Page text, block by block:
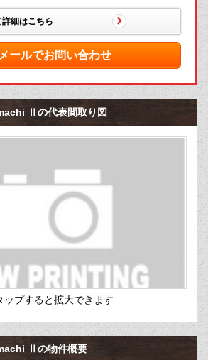
細はこちら
メールでお問い合わせ
Ⅱの代表間取り図
プすると拡大できます
Ⅱの物件概要